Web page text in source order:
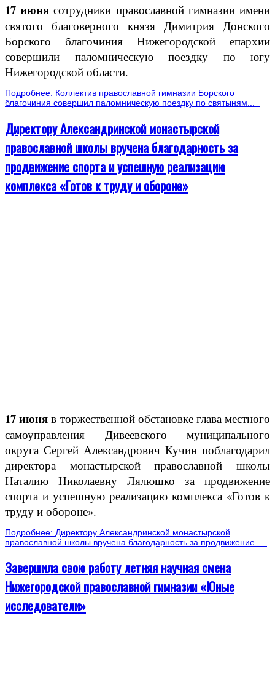
17 июня сотрудники православной гимназии имени
святого благоверного князя Димитрия Донского
Борского благочиния Нижегородской епархии
совершили паломническую поездку по югу
Нижегородской области.
Подробнее: Коллектив православной гимназии Борского
благочиния совершил паломническую поездку по святыням...
Директору Александринской монастырской
православной школы вручена благодарность за
продвижение спорта и успешную реализацию
комплекса «Готов к труду и обороне»
17 июня в торжественной обстановке глава местного
самоуправления Дивеевского муниципального
округа Сергей Александрович Кучин поблагодарил
директора монастырской православной школы
Наталию Николаевну Лялюшко за продвижение
спорта и успешную реализацию комплекса «Готов к
труду и обороне».
Подробнее: Директору Александринской монастырской
православной школы вручена благодарность за продвижение...
Завершила свою работу летняя научная смена
Нижегородской православной гимназии «Юные
исследователи»